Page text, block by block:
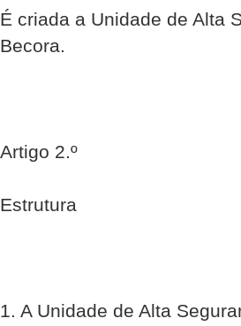
É criada a Unidade de Alta
Becora.
Artigo 2.º
Estrutura
1. A Unidade de Alta